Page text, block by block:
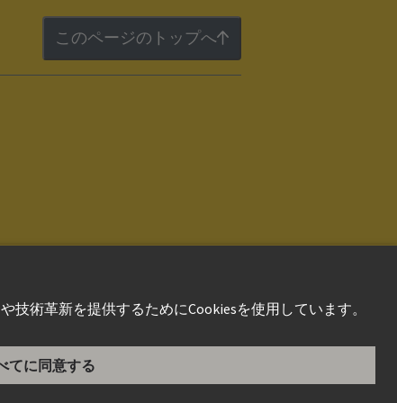
このページのトップへ